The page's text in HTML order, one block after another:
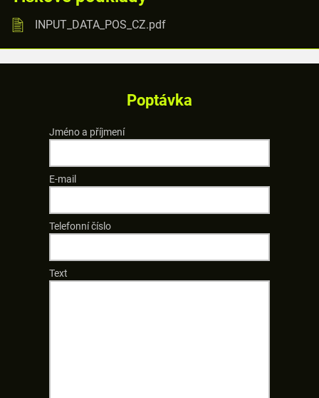
INPUT_DATA_POS_CZ.pdf
Poptávka
Jméno a příjmení
E-mail
Telefonní číslo
Text